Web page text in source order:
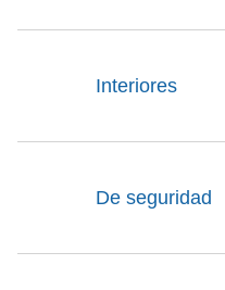
Interiores
De seguridad